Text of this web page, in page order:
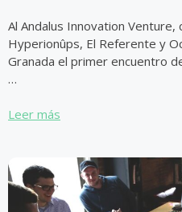
Al Andalus Innovation
Hyperionûps, El Referente y
Granada el primer encuentro
…
Leer más